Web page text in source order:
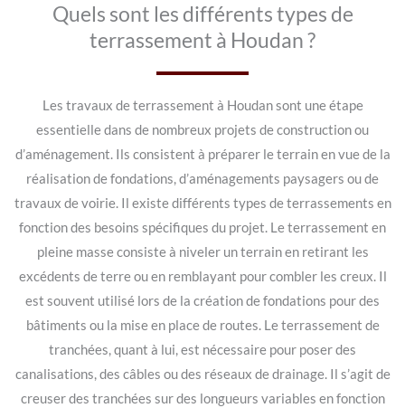
Quels sont les différents types de
terrassement à Houdan ?
Les travaux de terrassement à Houdan sont une étape
essentielle dans de nombreux projets de construction ou
d’aménagement. Ils consistent à préparer le terrain en vue de la
réalisation de fondations, d’aménagements paysagers ou de
travaux de voirie. Il existe différents types de terrassements en
fonction des besoins spécifiques du projet. Le terrassement en
pleine masse consiste à niveler un terrain en retirant les
excédents de terre ou en remblayant pour combler les creux. Il
est souvent utilisé lors de la création de fondations pour des
bâtiments ou la mise en place de routes. Le terrassement de
tranchées, quant à lui, est nécessaire pour poser des
canalisations, des câbles ou des réseaux de drainage. Il s’agit de
creuser des tranchées sur des longueurs variables en fonction